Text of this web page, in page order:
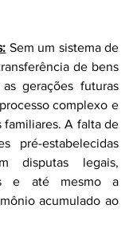
Sem um sistema de
de bens
gerações futuras
complexo e
A falta de
pré-estabelecidas
disputas legais,
e até mesmo a
acumulado ao